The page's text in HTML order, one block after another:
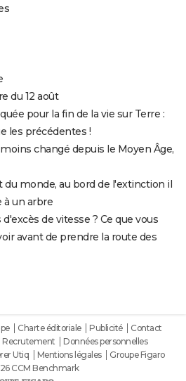
du 12 août
pour la fin de la vie sur Terre :
les précédentes !
changé depuis le Moyen Âge,
du monde, au bord de l'extinction il
à un arbre
de vitesse ? Ce que vous
avant de prendre la route des
Charte éditoriale Publicité
Contact
Recrutement
Données personnelles
Utiq Mentions légales
Groupe Figaro
CCM Benchmark